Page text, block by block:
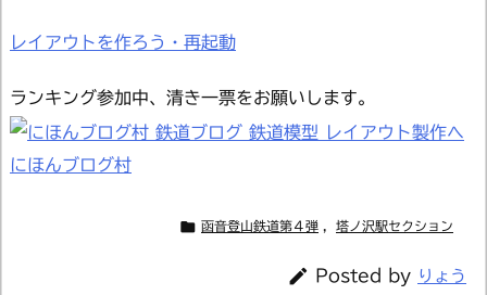
レイアウトを作ろう・再起動
ランキング参加中、清き一票をお願いします。
にほんブログ村
 函音登山鉄道第４弾 塔ノ沢駅セクション
 Posted by りょう